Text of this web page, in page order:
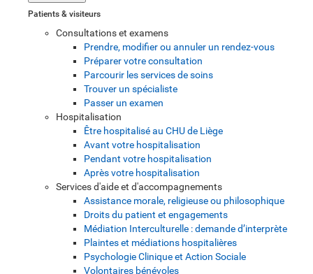
Patients & visiteurs
Consultations et examens
Prendre, modifier ou annuler un rendez-vous
Préparer votre consultation
Parcourir les services de soins
Trouver un spécialiste
Passer un examen
Hospitalisation
Être hospitalisé au CHU de Liège
Avant votre hospitalisation
Pendant votre hospitalisation
Après votre hospitalisation
Services d'aide et d'accompagnements
Assistance morale, religieuse ou philosophique
Droits du patient et engagements
Médiation Interculturelle : demande d’interprète
Plaintes et médiations hospitalières
Psychologie Clinique et Action Sociale
Volontaires bénévoles